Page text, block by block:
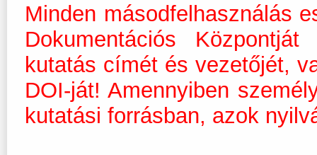
Minden másodfelhasználás
Dokumentációs
kutatás címét és vezetőjét,
DOI-ját! Amennyiben
kutatási forrásban, azok